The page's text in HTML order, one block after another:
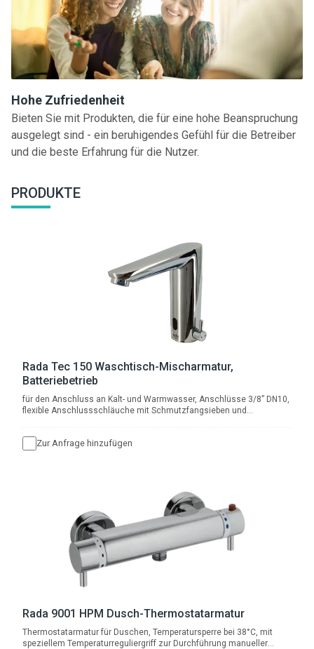
Hohe Zufriedenheit
Bieten Sie mit Produkten, die für eine hohe Beanspruchung
ausgelegt sind - ein beruhigendes Gefühl für die Betreiber
und die beste Erfahrung für die Nutzer.
PRODUKTE
Rada Tec 150 Waschtisch-Mischarmatur,
Batteriebetrieb
für den Anschluss an Kalt- und Warmwasser, Anschlüsse 3/8” DN10,
flexible Anschlussschläuche mit Schmutzfangsieben und
mit programmierbarer Hygienespülfunktion.
Zur Anfrage hinzufügen
Rada 9001 HPM Dusch-Thermostatarmatur
Thermostatarmatur für Duschen, Temperatursperre bei 38°C, mit
speziellem Temperaturreguliergriff zur Durchführung manueller